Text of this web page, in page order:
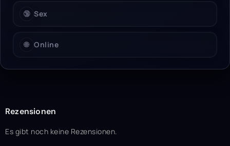
🔞 Sex
🌐 Online
Rezensionen
Es gibt noch keine Rezensionen.